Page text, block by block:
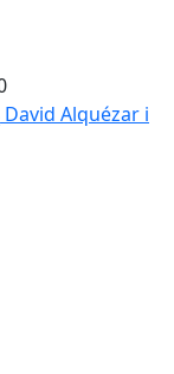
David Alquézar i